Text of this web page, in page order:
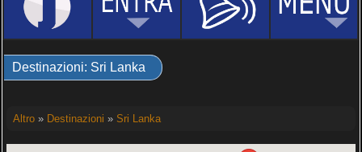
Destinazioni: Sri Lanka
Altro» Destinazioni » Sri Lanka